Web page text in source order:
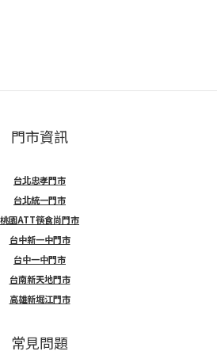
門市資訊
台北忠孝門市
台北統一門市
桃園ATT筷食尚門市
台中新一中門市
台中一中門市
台南新天地門市
高雄新堀江門市
常見問題